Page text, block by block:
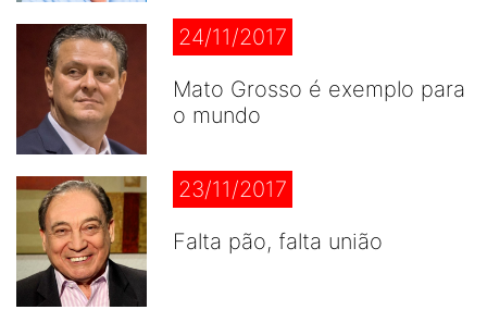
24/11/2017
Mato Grosso é exemplo para
o mundo
23/11/2017
Falta pão, falta união